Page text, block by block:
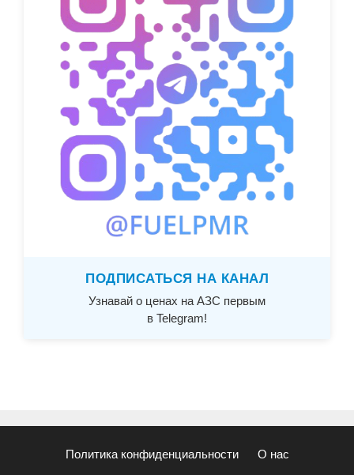
ПОДПИСАТЬСЯ НА КАНАЛ
Узнавай о ценах на АЗС первым
в Telegram!
Политика конфиденциальности О нас